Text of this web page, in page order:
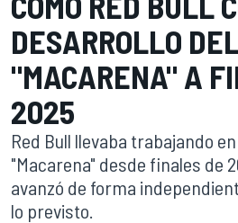
DESARROLLO
"MACARENA" A
2025
Red Bull llevaba trabajando
"Macarena" desde finales de
avanzó de forma
lo previsto.